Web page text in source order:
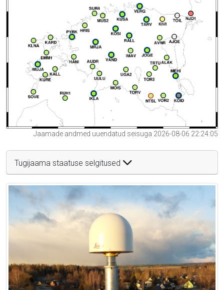
Jaamade andmed uuendatud seisuga 2026-08-06 22:24:05
Tugijaama staatuse selgitused